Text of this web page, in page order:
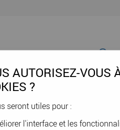
& GAINES DOMOTIQUE & VE
AUTORISEZ-VOUS
?
seront utiles pour :
l'interface et les